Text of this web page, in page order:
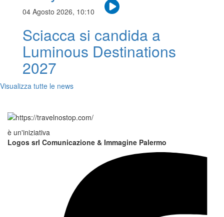
04 Agosto 2026, 10:10
Sciacca si candida a
Luminous Destinations
2027
Visualizza tutte le news
è un'iniziativa
Logos srl Comunicazione & Immagine Palermo